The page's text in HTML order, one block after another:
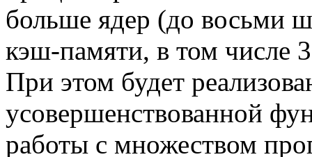
больше ядер (до восьми
кэш-памяти, в том числе
При этом будет
усовершенствованной
работы с множеством